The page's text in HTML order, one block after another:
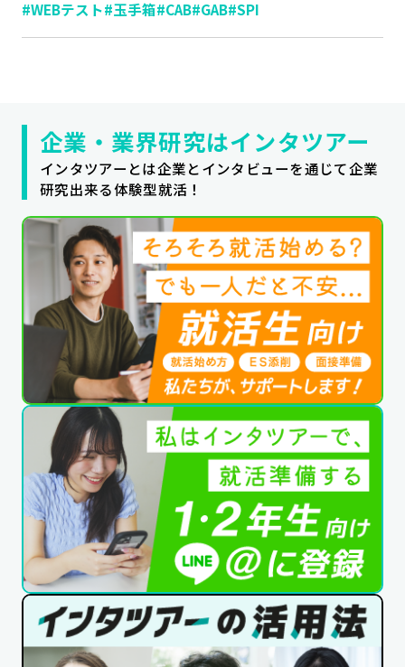
#WEBテスト#玉手箱#CAB#GAB#SPI
企業・業界研究はインタツアー
インタツアーとは企業とインタビューを通じて企業
研究出来る体験型就活！